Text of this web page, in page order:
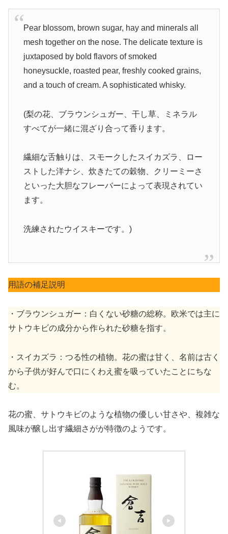
Pear blossom, brown sugar, hay and minerals all
mesh together on the nose. The delicate texture is
juxtaposed by bold flavors of smoked
honeysuckle, roasted pear, freshly cooked grains,
and a touch of cream. A sophisticated whisky.
(梨の花、ブラウンシュガー、干し草、ミネラル
すべてが一緒に混ざり合って香ります。
繊細な舌触りは、スモークしたスイカズラ、ロー
ストした洋ナシ、炊きたての穀物、クリーミーさ
といった大胆なフレーバーによって表現されてい
ます。
洗練されたウイスキーです。)
用語の補足説明
・ブラウンシュガー：白くない砂糖の総称。欧米では主に
サトウキビの成分から作られた砂糖を指す。
・スイカズラ：つる性の植物。花の蜜は甘く、名前は古く
から子供が好んで口にくわえ蜜を吸っていたことにちな
む。
花の蜜、サトウキビのような植物の優しい甘さや、複雑な
風味が醸し出す繊細さがが特徴のようです。